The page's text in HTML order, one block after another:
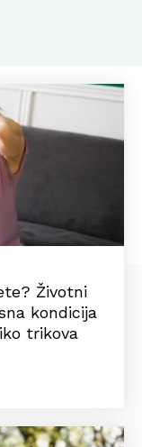
Životni
kondicija
trikova